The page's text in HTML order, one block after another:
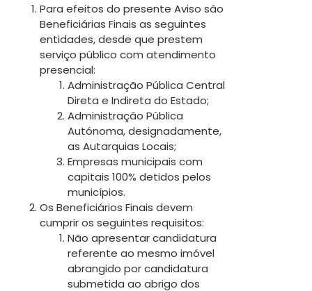
Para efeitos do presente Aviso são
Beneficiárias Finais as seguintes
entidades, desde que prestem
serviço público com atendimento
presencial:
Administração Pública Central
Direta e Indireta do Estado;
Administração Pública
Autónoma, designadamente,
as Autarquias Locais;
Empresas municipais com
capitais 100% detidos pelos
municípios.
Os Beneficiários Finais devem
cumprir os seguintes requisitos:
Não apresentar candidatura
referente ao mesmo imóvel
abrangido por candidatura
submetida ao abrigo dos